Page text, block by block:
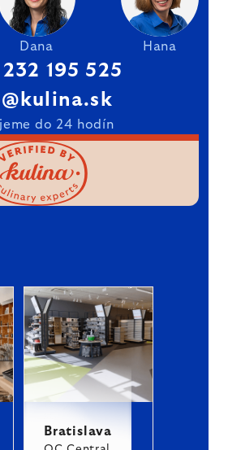
Dana Hana
232 195 525
do 24 hodín
Bratislava